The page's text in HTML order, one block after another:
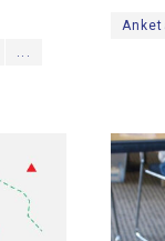
...